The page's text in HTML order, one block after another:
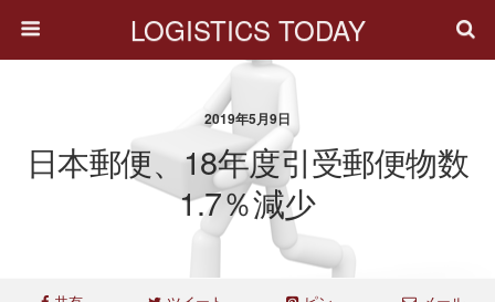
LOGISTICS TODAY
2019年5月9日
日本郵便、18年度引受郵便物数
1.7％減少